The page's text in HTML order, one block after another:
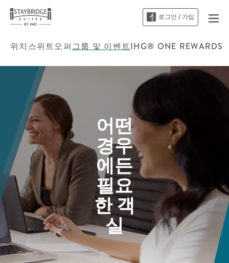
로그인 / 가입
위치 스위트오퍼그룹 및 이벤트IHG® ONE REWARDS
어떤
경우
에든
필요
한 객
실